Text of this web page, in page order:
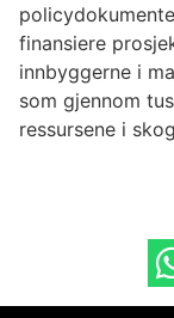
finansiere
innbyggerne i
som gjennom
ressursene i